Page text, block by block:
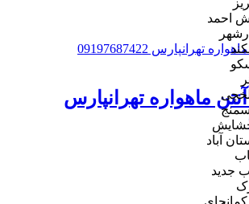
احمد
آباد
جدید
ماهواره تهرانپارس